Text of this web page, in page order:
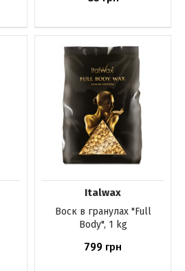
Italwax
Воск в гранулах "Full
Body", 1 kg
799 грн